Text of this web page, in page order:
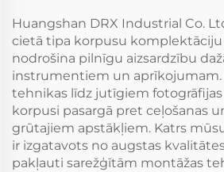
Huangshan DRX Industrial Co.
cietā tipa korpusu
nodrošina pilnīgu aizsardzību
instrumentiem un aprīkojumam.
tehnikas līdz jutīgiem
korpusi pasargā pret ceļošanas
grūtajiem apstākļiem. Katrs
ir izgatavots no augstas
pakļauti sarežģītām montāžas